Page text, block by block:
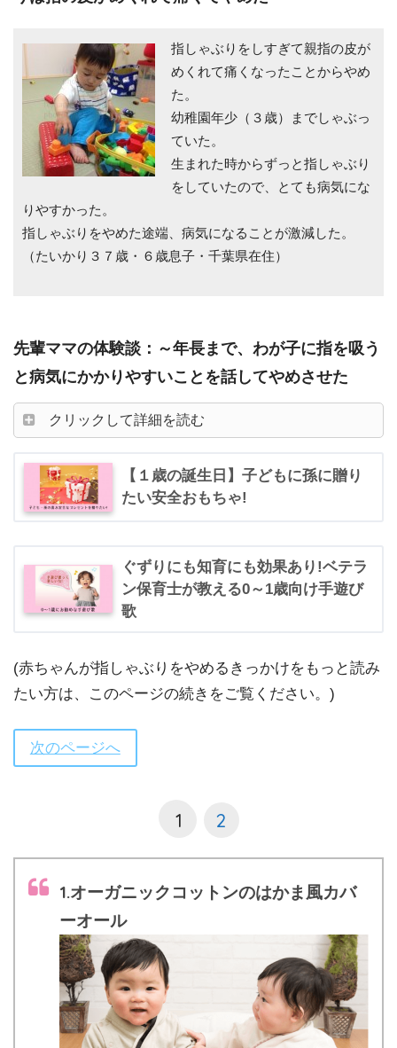
指しゃぶりをしすぎて親指の皮が
めくれて痛くなったことからやめ
た。
幼稚園年少（３歳）までしゃぶっ
ていた。
生まれた時からずっと指しゃぶり
をしていたので、とても病気にな
りやすかった。
指しゃぶりをやめた途端、病気になることが激減した。
（たいかり３７歳・６歳息子・千葉県在住）
先輩ママの体験談：～年長まで、わが子に指を吸う
と病気にかかりやすいことを話してやめさせた
クリックして詳細を読む
【１歳の誕生日】子どもに孫に贈り
たい安全おもちゃ!
ぐずりにも知育にも効果あり!ベテラ
ン保育士が教える0～1歳向け手遊び
歌
(赤ちゃんが指しゃぶりをやめるきっかけをもっと読み
たい方は、このページの続きをご覧ください。)
次のページへ
1 2
1.オーガニックコットンのはかま風カバ
ーオール